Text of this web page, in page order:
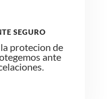
SEGURO
protecion de
ante